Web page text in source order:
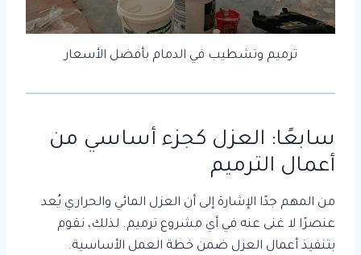
ترميم وتشطيب في الدمام بأفضل الأسعار
سابعًا: العزل كجزء أساسي من
أعمال الترميم
من المهم جدًا الإشارة إلى أن العزل المائي والحراري يُعد
عنصرًا لا غنى عنه في أي مشروع ترميم. لذلك، نقوم
بتنفيذ أعمال العزل ضمن خطة العمل الأساسية.